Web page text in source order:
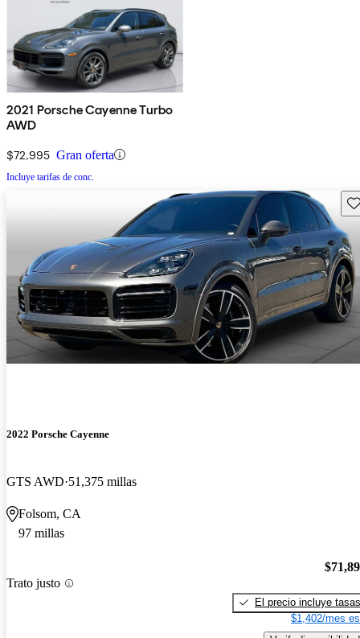
2021 Porsche Cayenne Turbo
AWD
$72,995 Gran oferta
Incluye tarifas de conc.
2022 Porsche Cayenne
GTS AWD 51,375 millas
Folsom, CA
97 millas
Trato justo
El precio incluye tasas
$1,402/mes